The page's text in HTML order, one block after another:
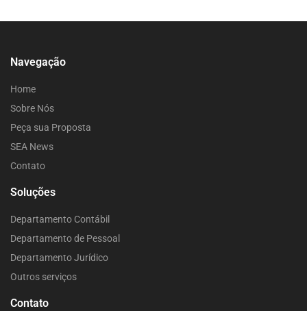
Navegação
Home
Sobre Nós
Peça sua Proposta
SEA News
Contato
Soluções
Departamento Contábil
Departamento de Pessoal
Departamento Jurídico
Outros serviços
Contato